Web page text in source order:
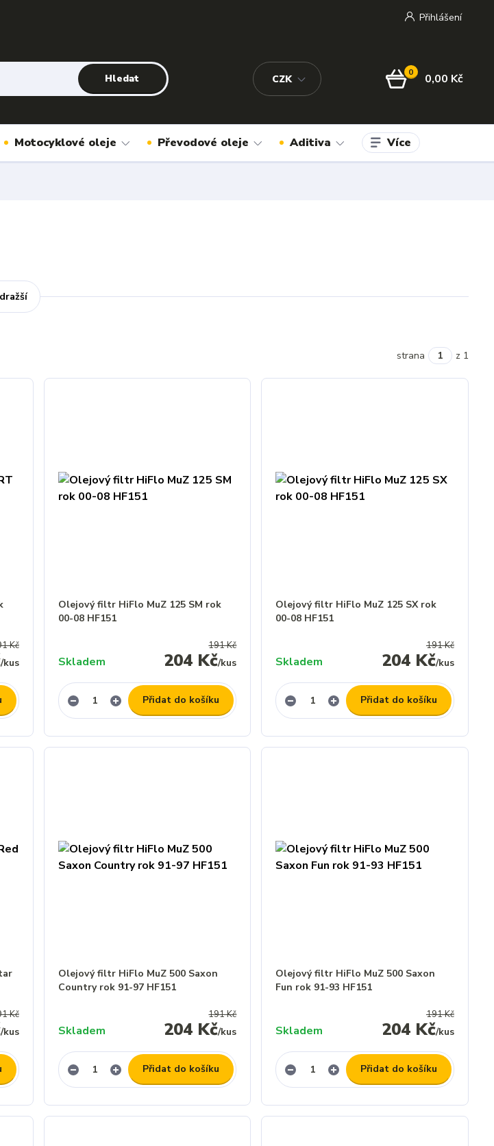
CZK
Přihlášení
Hledat 0 0,00 Kč
Motocyklové oleje Převodové oleje Aditiva Více
strana z 1
Kč
/kus
Olejový filtr HiFlo MuZ 125 SM rok
00-08 HF151
191 Kč
204 Kč/kus
Skladem
Přidat do košíku
Olejový filtr HiFlo MuZ 125 SX rok
00-08 HF151
191 Kč
204 Kč/kus
Skladem
Přidat do košíku
Kč
/kus
Olejový filtr HiFlo MuZ 500 Saxon
Country rok 91-97 HF151
191 Kč
204 Kč/kus
Skladem
Přidat do košíku
Olejový filtr HiFlo MuZ 500 Saxon
Fun rok 91-93 HF151
191 Kč
204 Kč/kus
Skladem
Přidat do košíku